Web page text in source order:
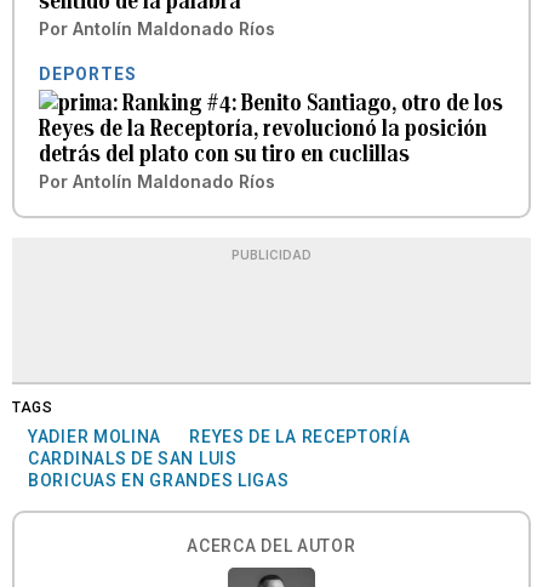
Por Antolín Maldonado Ríos
DEPORTES
Ranking #4: Benito Santiago, otro de los
Reyes de la Receptoría, revolucionó la posición
detrás del plato con su tiro en cuclillas
Por Antolín Maldonado Ríos
PUBLICIDAD
TAGS
YADIER MOLINA
REYES DE LA RECEPTORÍA
CARDINALS DE SAN LUIS
BORICUAS EN GRANDES LIGAS
ACERCA DEL AUTOR